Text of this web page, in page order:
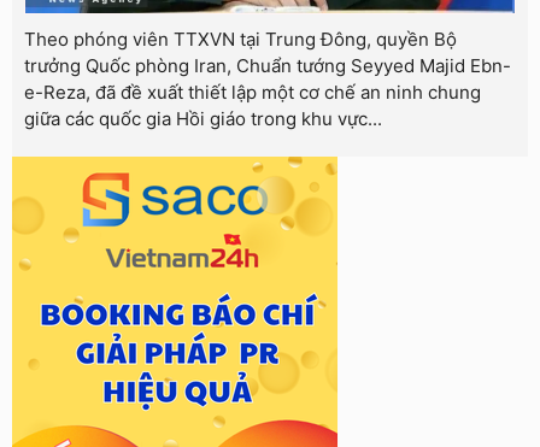
Theo phóng viên TTXVN tại Trung Đông, quyền Bộ
trưởng Quốc phòng Iran, Chuẩn tướng Seyyed Majid Ebn-
e-Reza, đã đề xuất thiết lập một cơ chế an ninh chung
giữa các quốc gia Hồi giáo trong khu vực...